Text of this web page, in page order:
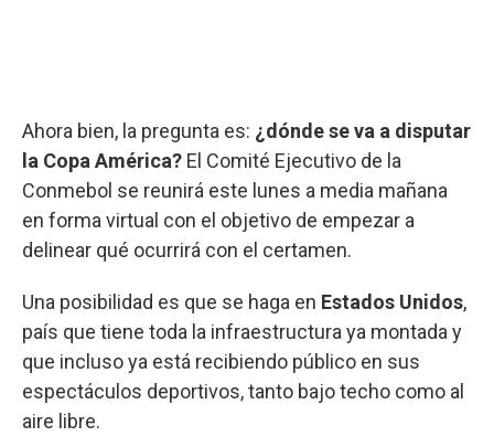
Ahora bien, la pregunta es: ¿dónde se va a disputar
la Copa América? El Comité Ejecutivo de la
Conmebol se reunirá este lunes a media mañana
en forma virtual con el objetivo de empezar a
delinear qué ocurrirá con el certamen.
Una posibilidad es que se haga en Estados Unidos,
país que tiene toda la infraestructura ya montada y
que incluso ya está recibiendo público en sus
espectáculos deportivos, tanto bajo techo como al
aire libre.